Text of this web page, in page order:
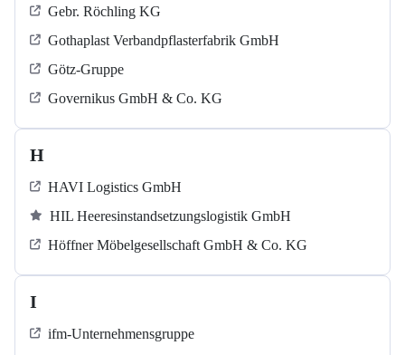
Gebr. Röchling KG
Gothaplast Verbandpflasterfabrik GmbH
Götz-Gruppe
Governikus GmbH & Co. KG
H
HAVI Logistics GmbH
HIL Heeresinstandsetzungslogistik GmbH
Höffner Möbelgesellschaft GmbH & Co. KG
I
ifm-Unternehmensgruppe